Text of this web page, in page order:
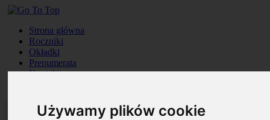
Używamy plików cookie
Strona główna
Roczniki
Okładki
Prenumerata
Kontakt